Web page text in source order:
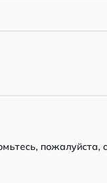
пожалуйста, с